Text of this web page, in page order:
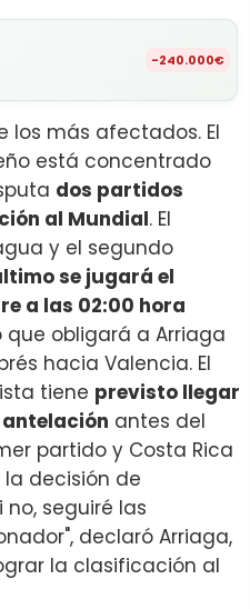
-240.000€
los más afectados. El
está concentrado
dos partidos
al Mundial. El
y el segundo
se jugará el
a las 02:00 hora
que obligará a Arriaga
hacia Valencia. El
tiene previsto llegar
antelación antes del
partido y Costa Rica
decisión de
seguiré las
declaró Arriaga,
la clasificación al